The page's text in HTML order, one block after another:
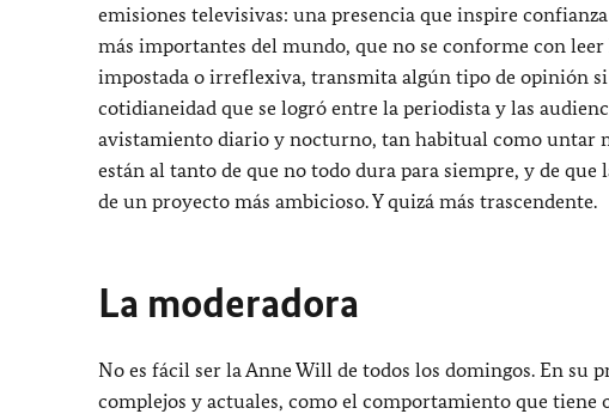
emisiones televisivas: una presencia que inspire
más importantes del mundo, que no se conforme con
impostada o irreflexiva, transmita algún tipo de opinión
cotidianeidad que se logró entre la periodista y las
avistamiento diario y nocturno, tan habitual como untar
están al tanto de que no todo dura para siempre, y de
de un proyecto más ambicioso. Y quizá más trascendente.
La moderadora
No es fácil ser la Anne Will de todos los domingos. En su
complejos y actuales, como el comportamiento que